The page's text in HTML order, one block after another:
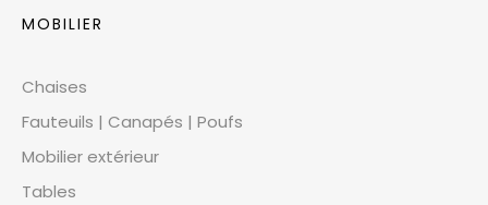
MOBILIER
Chaises
Fauteuils | Canapés | Poufs
Mobilier extérieur
Tables